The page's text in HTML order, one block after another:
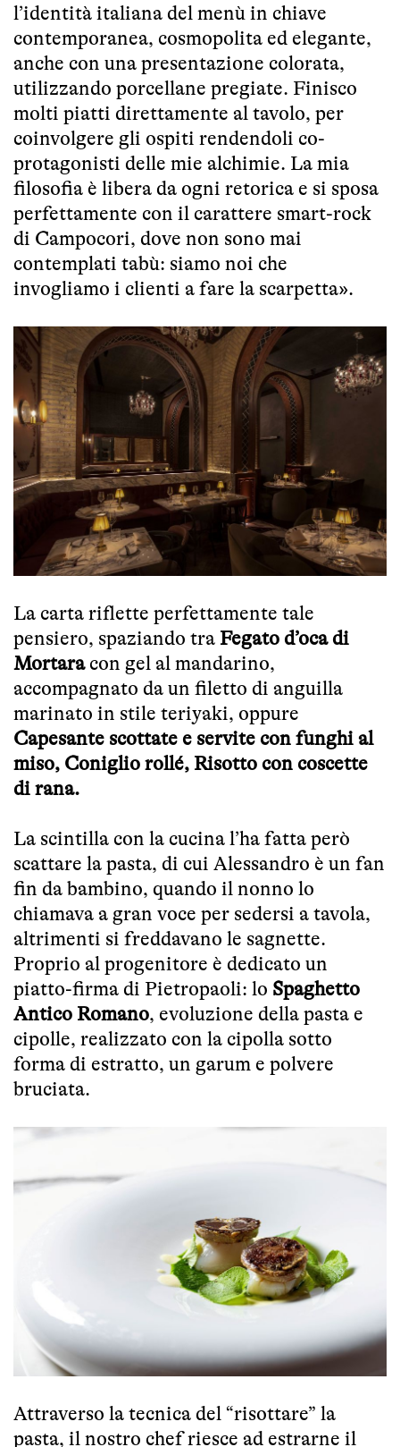
l’identità italiana del menù in chiave
contemporanea, cosmopolita ed elegante,
anche con una presentazione colorata,
utilizzando porcellane pregiate. Finisco
molti piatti direttamente al tavolo, per
coinvolgere gli ospiti rendendoli co-
protagonisti delle mie alchimie. La mia
filosofia è libera da ogni retorica e si sposa
perfettamente con il carattere smart-rock
di Campocori, dove non sono mai
contemplati tabù: siamo noi che
invogliamo i clienti a fare la scarpetta».
La carta riflette perfettamente tale
pensiero, spaziando tra Fegato d’oca di
Mortaracon gel al mandarino,
accompagnato da un filetto di anguilla
marinato in stile teriyaki, oppure
Capesante scottate e servite con funghi al
miso, Coniglio rollé, Risotto con coscette
di rana.
La scintilla con la cucina l’ha fatta però
scattare la pasta, di cui Alessandro è un fan
fin da bambino, quando il nonno lo
chiamava a gran voce per sedersi a tavola,
altrimenti si freddavano le sagnette.
Proprio al progenitore è dedicato un
piatto-firma di Pietropaoli: lo Spaghetto
Antico Romano, evoluzione della pasta e
cipolle, realizzato con la cipolla sotto
forma di estratto, un garum e polvere
bruciata.
Attraverso la tecnica del “risottare” la
pasta, il nostro chef riesce ad estrarne il